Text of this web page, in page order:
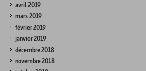
avril 2019
mars 2019
février 2019
janvier 2019
décembre 2018
novembre 2018